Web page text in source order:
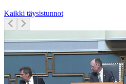
Kaikki täysistunnot